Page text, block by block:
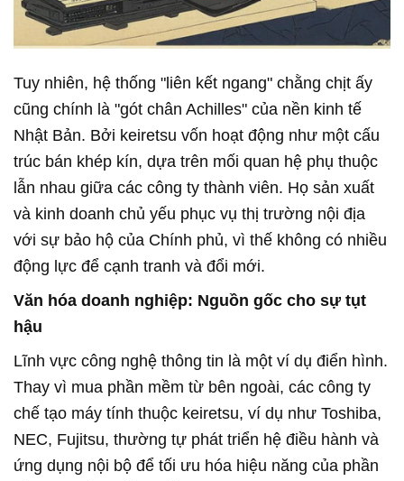
Tuy nhiên, hệ thống "liên kết ngang" chằng chịt ấy
cũng chính là "gót chân Achilles" của nền kinh tế
Nhật Bản. Bởi keiretsu vốn hoạt động như một cấu
trúc bán khép kín, dựa trên mối quan hệ phụ thuộc
lẫn nhau giữa các công ty thành viên. Họ sản xuất
và kinh doanh chủ yếu phục vụ thị trường nội địa
với sự bảo hộ của Chính phủ, vì thế không có nhiều
động lực để cạnh tranh và đổi mới.
Văn hóa doanh nghiệp: Nguồn gốc cho sự tụt
hậu
Lĩnh vực công nghệ thông tin là một ví dụ điển hình.
Thay vì mua phần mềm từ bên ngoài, các công ty
chế tạo máy tính thuộc keiretsu, ví dụ như Toshiba,
NEC, Fujitsu, thường tự phát triển hệ điều hành và
ứng dụng nội bộ để tối ưu hóa hiệu năng của phần